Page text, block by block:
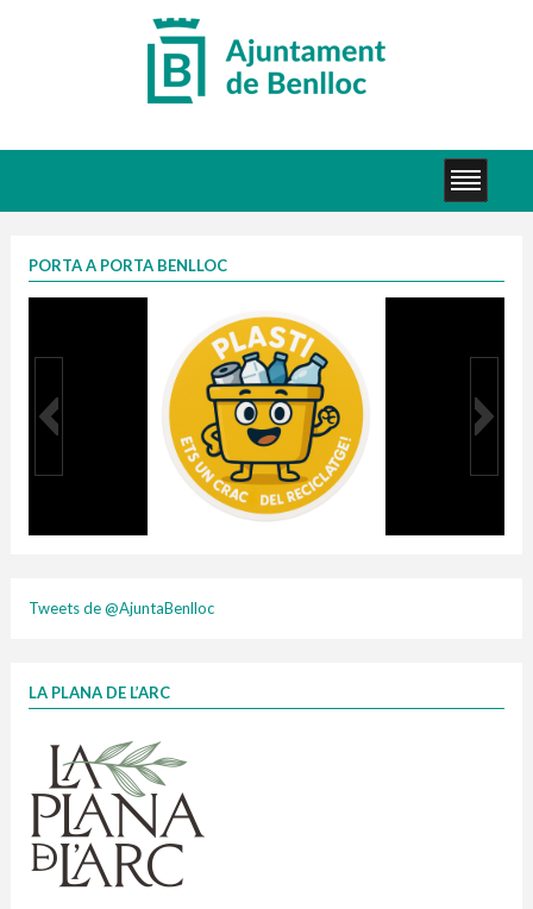
PORTA A PORTA BENLLOC
1 contenidors intel·ligents
Finançat per la Unió Europea – NextGenerationEU
Tweets de @AjuntaBenlloc
LA PLANA DE L’ARC